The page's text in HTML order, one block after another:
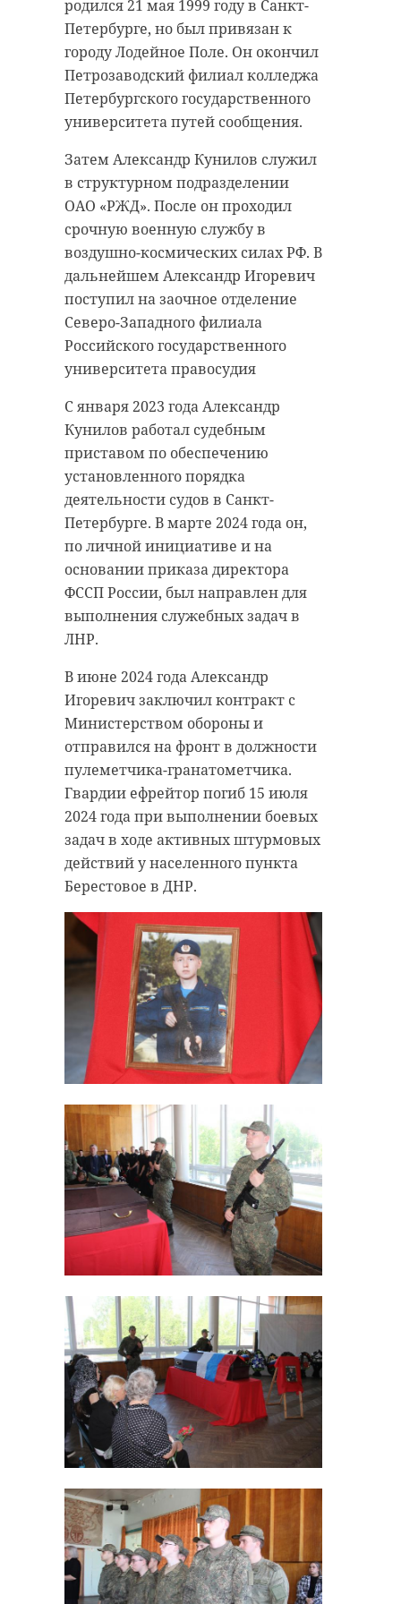
родился 21 мая 1999 году в Санкт-
Петербурге, но был привязан к
городу Лодейное Поле. Он окончил
Петрозаводский филиал колледжа
Петербургского государственного
университета путей сообщения.
Затем Александр Кунилов служил
в структурном подразделении
ОАО «РЖД». После он проходил
срочную военную службу в
воздушно-космических силах РФ. В
дальнейшем Александр Игоревич
поступил на заочное отделение
Северо-Западного филиала
Российского государственного
университета правосудия
С января 2023 года Александр
Кунилов работал судебным
приставом по обеспечению
установленного порядка
деятельности судов в Санкт-
Петербурге. В марте 2024 года он,
по личной инициативе и на
основании приказа директора
ФССП России, был направлен для
выполнения служебных задач в
ЛНР.
В июне 2024 года Александр
Игоревич заключил контракт с
Министерством обороны и
отправился на фронт в должности
пулеметчика-гранатометчика.
Гвардии ефрейтор погиб 15 июля
2024 года при выполнении боевых
задач в ходе активных штурмовых
действий у населенного пункта
Берестовое в ДНР.
беспилотников.
Работа идет уже не первый год. С
2022 года в Енакиево
восстановили около 190 разных
объектов — от инфраструктуры до
сенатор РФ от Ленинградской
области Сергей Перминов в беседе
сOnline47.
Представитель в Совфеде от 47
региона добавил, что
восстановление идет по плану и
охватывает сразу несколько
направлений. Власти стараются
закрывать самые важные
было комфортнее жить.
Он отметил, что все работы
держит на контроле руководство
области, а в центре внимания
остается жизнь и безопасность
людей. По его словам,
восстановление продолжится и
дальше, чтобы город мог
нормально развиваться.
"При поддержке
регионов-шефов
Донбасс сможет
успешно развиваться
в будущем. А что
касается будущего, то
с нашей помощью, с
опорой на свои
мощнейшие
Донбасса оно,
несомненно, будет
процветающим",
- подчеркнул Сергей
Перминов.
сергей перминов
Енакиево
РЕКОМЕНДУЕМ
Видео и подробности 47 каналу в
пятницу, 22 мая, предоставили в
пресс-службе ГУ МВД РФ по 78 и 47
регионам.
Жертв убеждали вложиться в
якобы прибыльный бизнес,
связанный с перепродажей
медтехники. После получения
денег организаторы пропадали.
Полученные деньги они тратили,
как им хотелось.
Пострадали уже несколько
человек, общий ущерб
оценивается как минимум в 1
миллион рублей. При этом
следствие считает, что жертв
может быть больше. Проверка
продолжается.
Во время обысков у
подозреваемых нашли телефоны,
банковские карты, документы,
записи и наличные деньги. Также
изъяли три дорогих автомобиля,
которые, как предполагается,
купили на украденные средства.
петербург !видео
гу мвд мошенничество
Поделиться статьей: